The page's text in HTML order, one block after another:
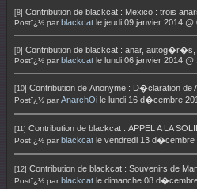
[8] Contribution de blackcat : Mexico : trois
Postï¿½ par blackcat le jeudi 09 janvier 2014 @
[9] Contribution de blackcat : anar, autog�r�s,
Postï¿½ par blackcat le lundi 06 janvier 2014 @
[10] Contribution de Anonyme : D�claration de
Postï¿½ par AnarchOi le lundi 16 d�cembre
[11] Contribution de blackcat : APPEL A LA
Postï¿½ par blackcat le vendredi 13 d�cembre
[12] Contribution de blackcat : Souvenirs de
Postï¿½ par blackcat le dimanche 08